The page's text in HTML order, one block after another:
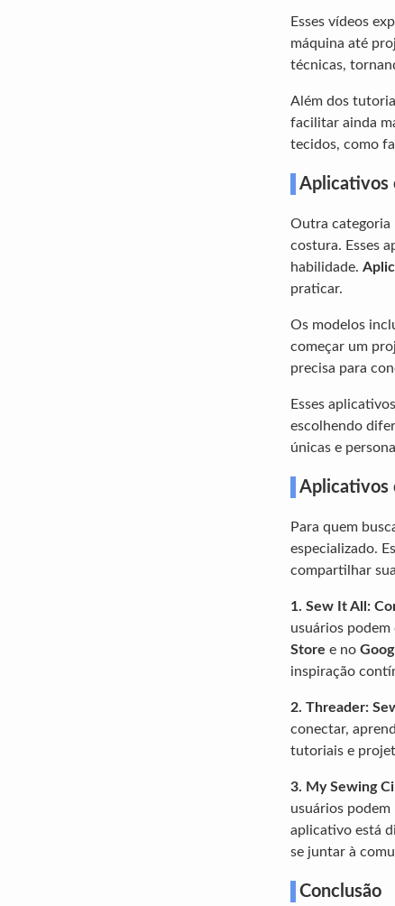
Esses vídeos
máquina até
técnicas,
Além dos
facilitar ainda
tecidos, como
Aplicativos
Outra categoria
costura. Esses
habilidade.
praticar.
Os modelos
começar um
precisa para
Esses
escolhendo
únicas e
Aplicativos
Para quem
especializado.
compartilhar
1. Sew It All:
usuários
Store e no
inspiração
2. Threader:
conectar,
tutoriais e
3. My Sewing
usuários
aplicativo está
se juntar à
Conclusão